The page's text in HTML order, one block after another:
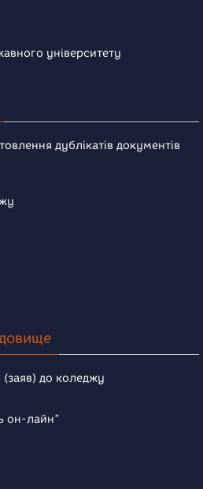
університету
дублікатів документів
до коледжу
он-лайн”